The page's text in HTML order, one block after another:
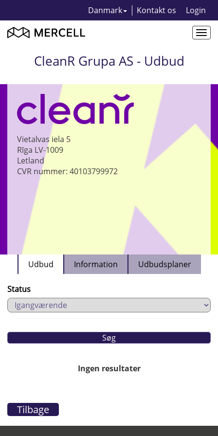
Danmark Kontakt os Login
CleanR Grupa AS - Udbud
Vietalvas iela 5
Rīga LV-1009
Letland
CVR nummer: 40103799972
Udbud Information Udbudsplaner
Status
Ingen resultater
Tilbage